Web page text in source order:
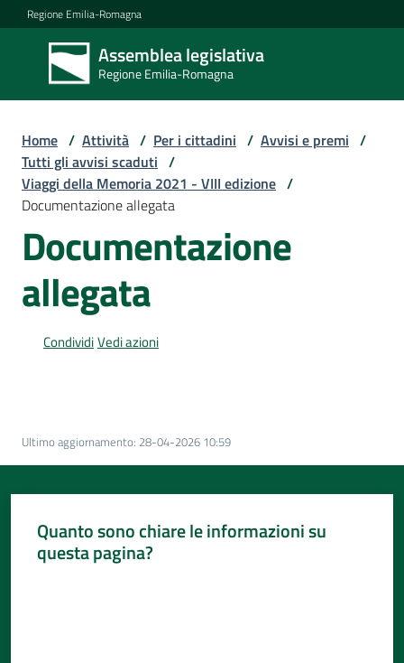
Vai al contenuto
Vai alla navigazione
Vai al footer
Regione Emilia-Romagna
Assemblea legislativa
Regione Emilia-Romagna
Assemblea
legislativa
Regione Emilia-
Assemblea
Attività
Argomenti
media
Per
cittadini
Menu selezionato
Home / Attività / Per i cittadini / Avvisi e premi /
Tutti gli avvisi scaduti /
Viaggi della Memoria 2021 - VIII edizione /
Documentazione allegata
Documentazione
allegata
CondividiVedi azioni
Ultimo aggiornamento: 28-04-2026 10:59
Quanto sono chiare le informazioni su
questa pagina?